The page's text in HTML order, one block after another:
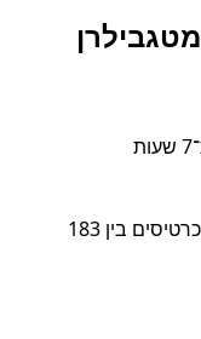
משך הנסיעה במיניבוס קבוע סביב כ־7 שעות
ב־365 הימים האחרונים נעו מחירי הכרטיסים בין 183